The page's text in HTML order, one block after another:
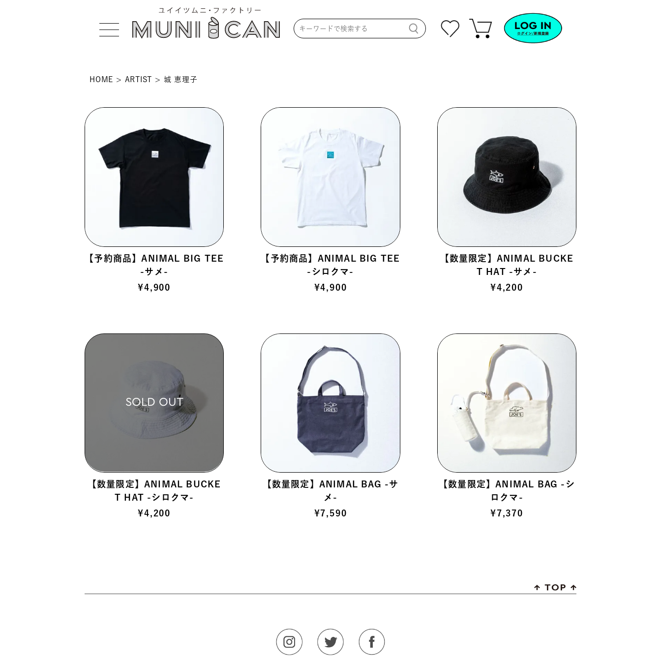
HOME ARTIST 城 恵理子
【予約商品】ANIMAL BIG TEE
-サメ-
¥4,900
【予約商品】ANIMAL BIG TEE
-シロクマ-
¥4,900
【数量限定】ANIMAL BUCKE
T HAT -サメ-
¥4,200
【数量限定】ANIMAL BUCKE
T HAT -シロクマ-
¥4,200
SOLD OUT
【数量限定】ANIMAL BAG -サ
メ-
¥7,590
【数量限定】ANIMAL BAG -シ
ロクマ-
¥7,370